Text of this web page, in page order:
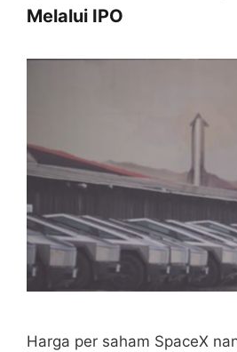
Melalui IPO
Harga per saham SpaceX